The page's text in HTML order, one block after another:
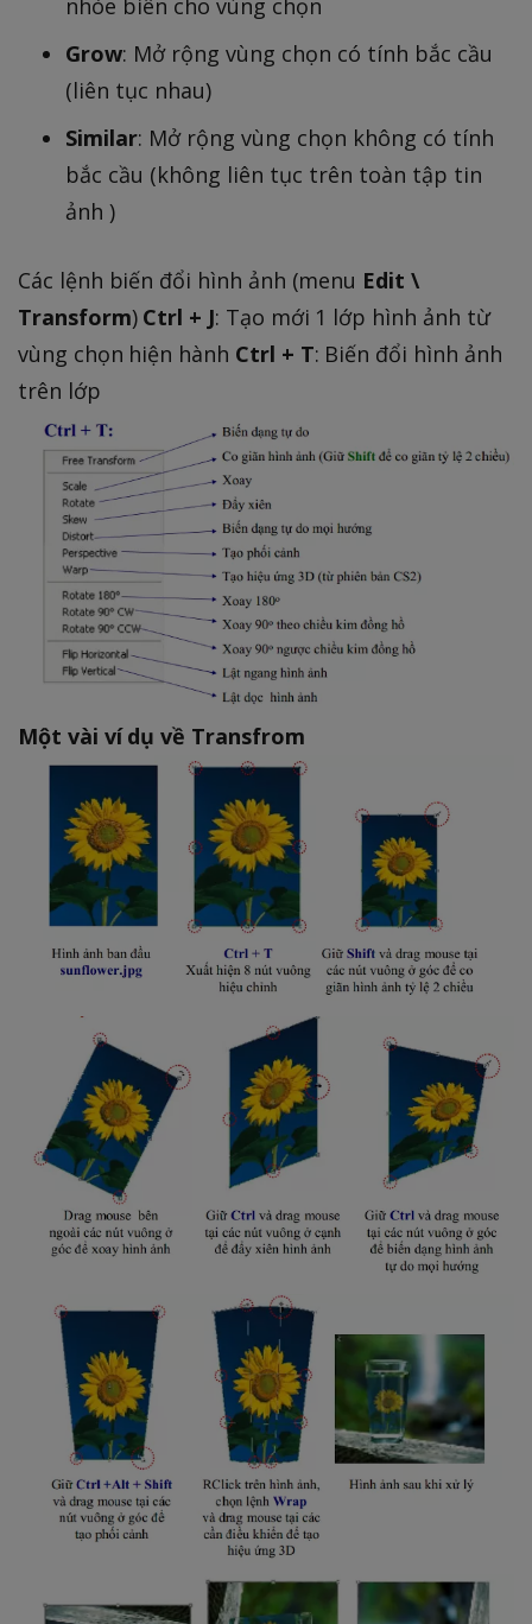
nhòe biên cho vùng chọn
Grow: Mở rộng vùng chọn có tính bắc cầu
(liên tục nhau)
Similar: Mở rộng vùng chọn không có tính
bắc cầu (không liên tục trên toàn tập tin
ảnh )
Các lệnh biến đổi hình ảnh (menu Edit \
Transform) Ctrl + J: Tạo mới 1 lớp hình ảnh từ
vùng chọn hiện hành Ctrl + T: Biến đổi hình ảnh
trên lớp
Một vài ví dụ về Transfrom